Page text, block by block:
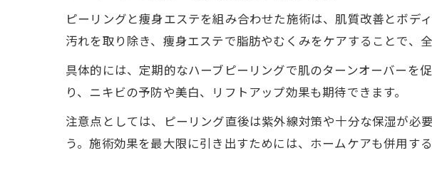
北海道札幌
ニキビケア
ピーリングと痩身エステを組み合わせた施術は、肌質改善とボ
汚れを取り除き、痩身エステで脂肪やむくみをケアすることで、
具体的には、定期的なハーブピーリングで肌のターンオーバーを
り、ニキビの予防や美白、リフトアップ効果も期待できます。
注意点としては、ピーリング直後は紫外線対策や十分な保湿が必
う。施術効果を最大限に引き出すためには、ホームケアも併用する